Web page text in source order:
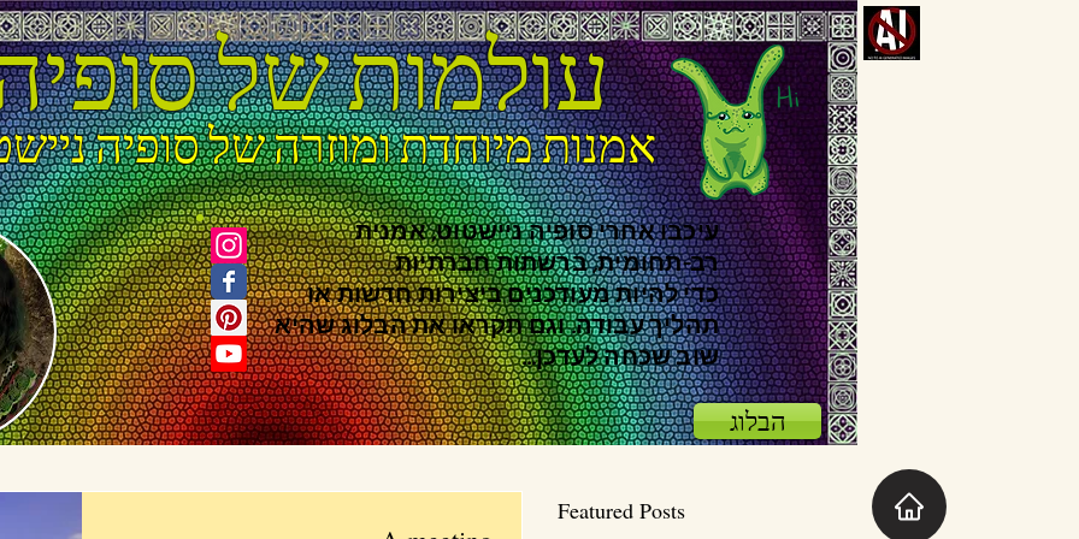
עיכבו אחרי סופיה ניישטוט, אמנית
רב-תחומית, ברשתות חברתיות
כדי להיות מעודכנים ביצירות חדשות או
תהליך עבודה. וגם תקראו את הבלוג שהיא
שוב שכחה לעדכן...
עולמות של
אמנות מיוחדת ומוזרה של סופיה
הבלוג
Featured Posts